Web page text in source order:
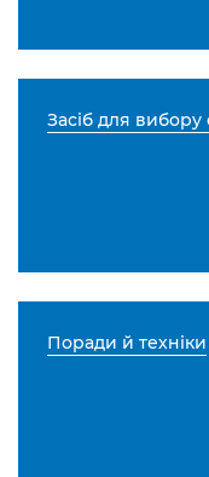
Засіб для вибору
Поради й техніки